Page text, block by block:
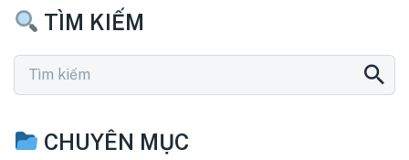
TÌM KIẾM
CHUYÊN MỤC